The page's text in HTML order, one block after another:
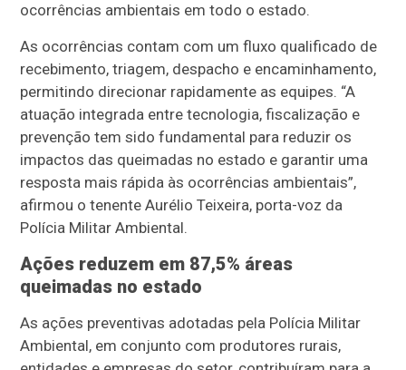
ocorrências ambientais em todo o estado.
As ocorrências contam com um fluxo qualificado de
recebimento, triagem, despacho e encaminhamento,
permitindo direcionar rapidamente as equipes. “A
atuação integrada entre tecnologia, fiscalização e
prevenção tem sido fundamental para reduzir os
impactos das queimadas no estado e garantir uma
resposta mais rápida às ocorrências ambientais”,
afirmou o tenente Aurélio Teixeira, porta-voz da
Polícia Militar Ambiental.
Ações reduzem em 87,5% áreas
queimadas no estado
As ações preventivas adotadas pela Polícia Militar
Ambiental, em conjunto com produtores rurais,